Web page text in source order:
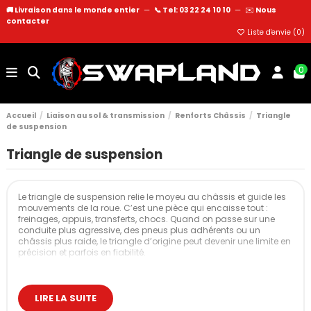
🚚 Livraison dans le monde entier — 📞 Tel: 03 22 24 10 10 — ✉️ Nous
contacter
Liste d'envie (0)
0
Accueil Liaison au sol & transmission Renforts Châssis
Triangle
de suspension
Triangle de suspension
Le triangle de suspension relie le moyeu au châssis et guide les
mouvements de la roue. C’est une pièce qui encaisse tout :
freinages, appuis, transferts, chocs. Quand on passe sur une
conduite plus agressive, des pneus plus adhérents ou un
châssis plus raide, le triangle d’origine peut devenir une limite en
précision et parfois en fiabilité.
préparation route sportive, piste, rallye ou run.
LIRE LA SUITE